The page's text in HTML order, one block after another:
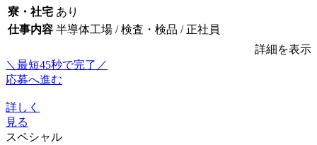
寮・社宅 あり
仕事内容 半導体工場 / 検査・検品 / 正社員
詳細を表示
＼最短45秒で完了／
応募へ進む
詳しく
見る
スペシャル